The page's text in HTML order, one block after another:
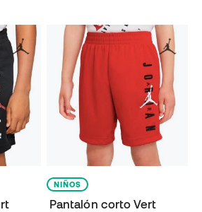
NIÑOS
Pantalón corto Vert